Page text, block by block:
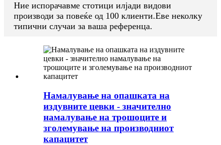
Ние испорачавме стотици илјади видови
производи за повеќе од 100 клиенти.Еве неколку
типични случаи за ваша референца.
Намалување на опашката на
издувните цевки - значително
намалување на трошоците и
зголемување на производниот
капацитет